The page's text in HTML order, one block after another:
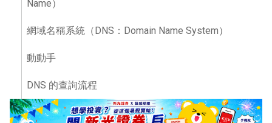
Name）
網域名稱系統（DNS：Domain Name System）
動動手
DNS 的查詢流程